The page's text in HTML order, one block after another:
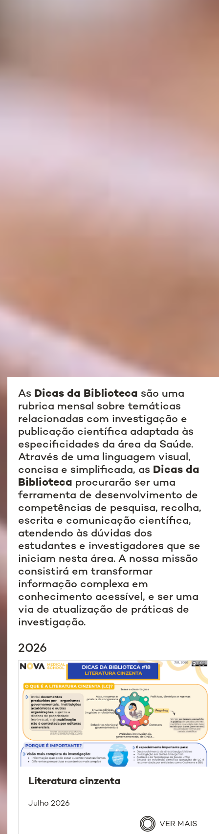
As Dicas da Biblioteca são uma
rubrica mensal sobre temáticas
relacionadas com investigação e
publicação científica adaptada às
especificidades da área da Saúde.
Através de uma linguagem visual,
concisa e simplificada, as Dicas da
Biblioteca procurarão ser uma
ferramenta de desenvolvimento de
competências de pesquisa, recolha,
escrita e comunicação científica,
atendendo às dúvidas dos
estudantes e investigadores que se
iniciam nesta área. A nossa missão
consistirá em transformar
informação complexa em
conhecimento acessível, e ser uma
via de atualização de práticas de
investigação.
2026
Literatura cinzenta
Julho 2026
VER MAIS